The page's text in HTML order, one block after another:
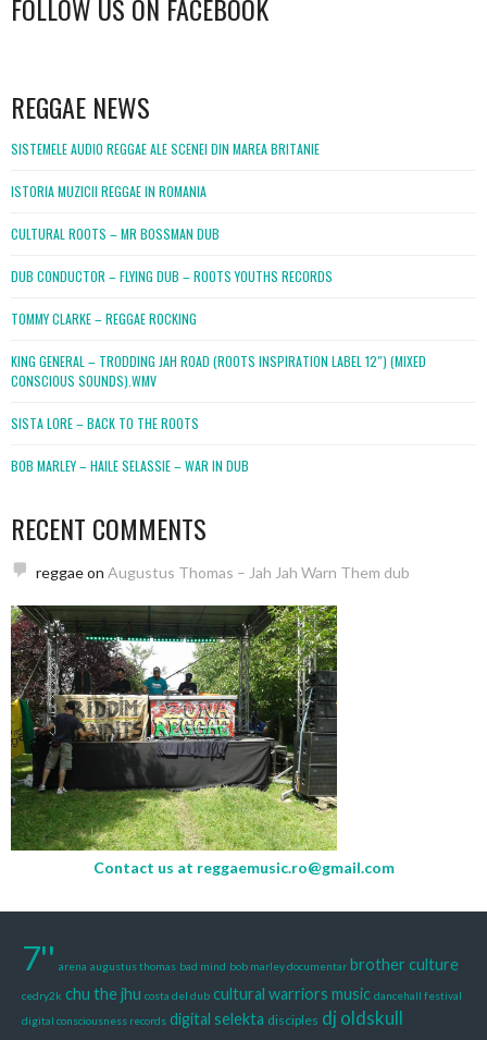
FOLLOW US ON FACEBOOK
REGGAE NEWS
SISTEMELE AUDIO REGGAE ALE SCENEI DIN MAREA BRITANIE
ISTORIA MUZICII REGGAE IN ROMANIA
CULTURAL ROOTS – MR BOSSMAN DUB
DUB CONDUCTOR – FLYING DUB – ROOTS YOUTHS RECORDS
TOMMY CLARKE – REGGAE ROCKING
KING GENERAL – TRODDING JAH ROAD (ROOTS INSPIRATION LABEL 12″) (MIXED
CONSCIOUS SOUNDS).WMV
SISTA LORE – BACK TO THE ROOTS
BOB MARLEY – HAILE SELASSIE – WAR IN DUB
RECENT COMMENTS
reggaeon Augustus Thomas – Jah Jah Warn Them dub
Contact us at reggaemusic.ro@gmail.com
7'' arena augustus thomas bad mind bob marley documentar brother culture
cedry2k chu the jhu costa del dub cultural warriors music dancehall festival
digital consciousness records digital selekta disciples dj oldskull